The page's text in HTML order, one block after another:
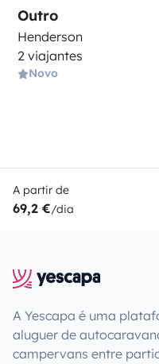
Outro
Henderson
2 viajantes
Novo
A partir de
69,2 €/dia
A Yescapa é uma
aluguer de
campervans entre